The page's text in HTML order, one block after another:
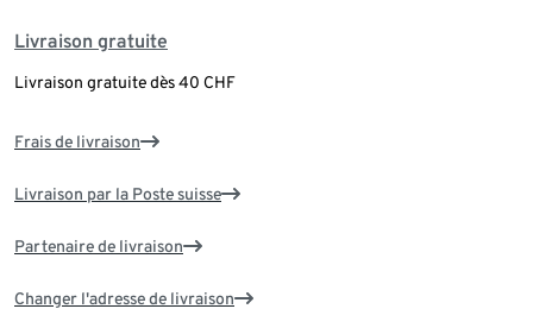
Livraison gratuite
Livraison gratuite dès 40 CHF
Frais de livraison
Livraison par la Poste suisse
Partenaire de livraison
Changer l'adresse de livraison